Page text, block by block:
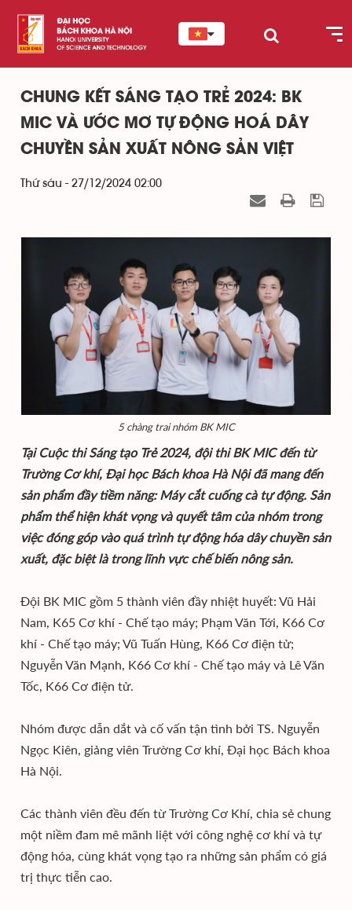
CHUNG KẾT SÁNG TẠO TRẺ 2024: BK
MIC VÀ ƯỚC MƠ TỰ ĐỘNG HOÁ DÂY
CHUYỀN SẢN XUẤT NÔNG SẢN VIỆT
Thứ sáu - 27/12/2024 02:00
5 chàng trai nhóm BK MIC
Tại Cuộc thi Sáng tạo Trẻ 2024, đội thi BK MIC đến từ
Trường Cơ khí, Đại học Bách khoa Hà Nội đã mang đến
sản phẩm đầy tiềm năng: Máy cắt cuống cà tự động. Sản
phẩm thể hiện khát vọng và quyết tâm của nhóm trong
việc đóng góp vào quá trình tự động hóa dây chuyền sản
xuất, đặc biệt là trong lĩnh vực chế biến nông sản.
Đội BK MIC gồm 5 thành viên đầy nhiệt huyết: Vũ Hải
Nam, K65 Cơ khí - Chế tạo máy; Phạm Văn Tới, K66 Cơ
khí - Chế tạo máy; Vũ Tuấn Hùng, K66 Cơ điện tử;
Nguyễn Văn Mạnh, K66 Cơ khí - Chế tạo máy và Lê Văn
Tốc, K66 Cơ điện tử.
Nhóm được dẫn dắt và cố vấn tận tình bởi TS. Nguyễn
Ngọc Kiên, giảng viên Trường Cơ khí, Đại học Bách khoa
Hà Nội.
Các thành viên đều đến từ Trường Cơ Khí, chia sẻ chung
một niềm đam mê mãnh liệt với công nghệ cơ khí và tự
động hóa, cùng khát vọng tạo ra những sản phẩm có giá
trị thực tiễn cao.